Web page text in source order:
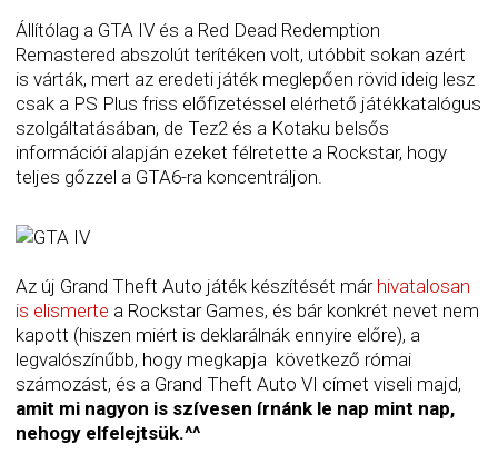
Állítólag a GTA IV és a Red Dead Redemption
Remastered abszolút terítéken volt, utóbbit sokan azért
is várták, mert az eredeti játék meglepően rövid ideig lesz
csak a PS Plus friss előfizetéssel elérhető játékkatalógus
szolgáltatásában, de Tez2 és a Kotaku belsős
információi alapján ezeket félretette a Rockstar, hogy
teljes gőzzel a GTA6-ra koncentráljon.
Az új Grand Theft Auto játék készítését már hivatalosan
is elismerte a Rockstar Games, és bár konkrét nevet nem
kapott (hiszen miért is deklarálnák ennyire előre), a
legvalószínűbb, hogy megkapja következő római
számozást, és a Grand Theft Auto VI címet viseli majd,
amit mi nagyon is szívesen írnánk le nap mint nap,
nehogy elfelejtsük.^^